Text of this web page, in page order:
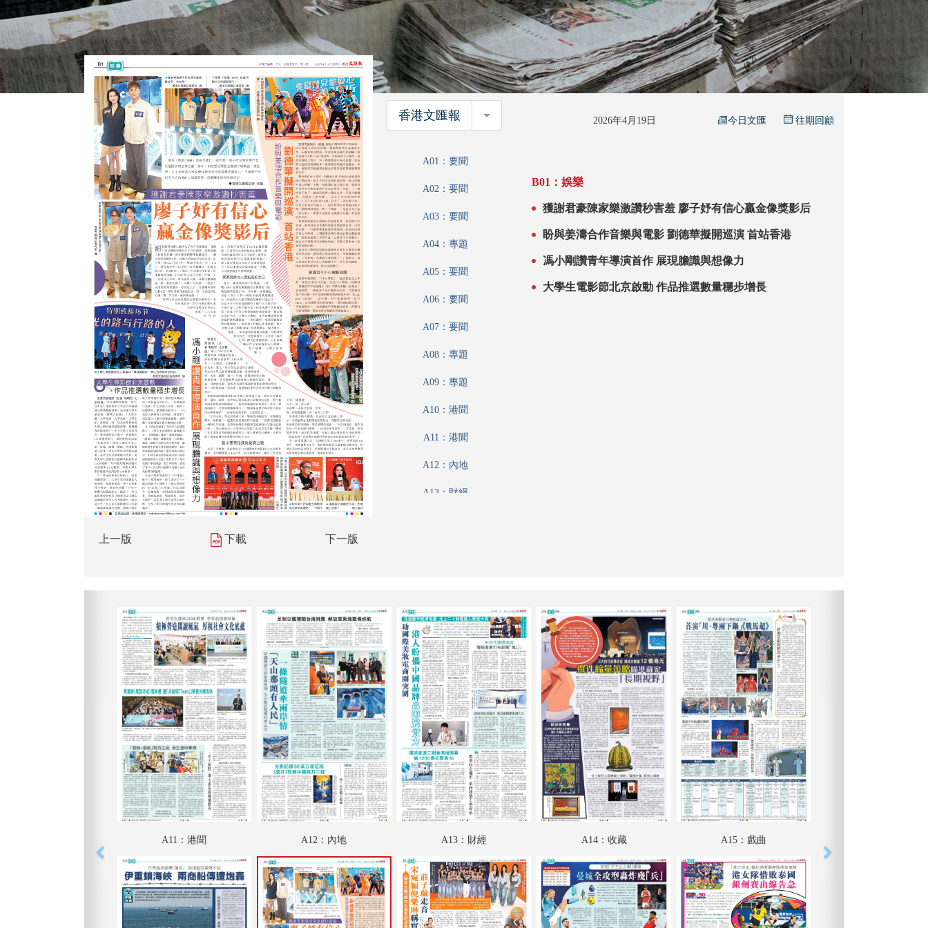
上一版 下載 下一版
香港文匯報 香港文匯報 2026年4月19日 今日文匯 往期回顧
A01：要聞
A02：要聞
A03：要聞
A04：專題
A05：要聞
A06：要聞
A07：要聞
A08：專題
A09：專題
A10：港聞
A11：港聞
A12：內地
A13：財經
B02：娛樂
B03：體育
B04：體育
C01：文匯馬經
C02：文匯馬經
C03：文匯馬經
C04：文匯馬經
SW01：匯周刊
SW03：匯周刊
SW04：匯周刊
B01：娛樂
獲謝君豪陳家樂激讚秒害羞 廖子妤有信心贏金像獎影后
盼與姜濤合作音樂與電影 劉德華擬開巡演 首站香港
馮小剛讚青年導演首作 展現膽識與想像力
大學生電影節北京啟動 作品推選數量穩步增長
A11：港聞 A12：內地 A13：財經 A14：收藏 A15：戲曲